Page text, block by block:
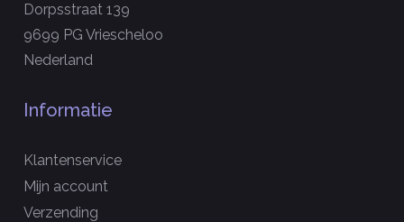
Dorpsstraat 139
9699 PG Vriescheloo
Nederland
Informatie
Klantenservice
Mijn account
Verzending